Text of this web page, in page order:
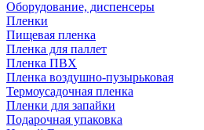
Оборудование, диспенсеры
Пленки
Пищевая пленка
Пленка для паллет
Пленка ПВХ
Пленка воздушно-пузырьковая
Термоусадочная пленка
Пленки для запайки
Подарочная упаковка